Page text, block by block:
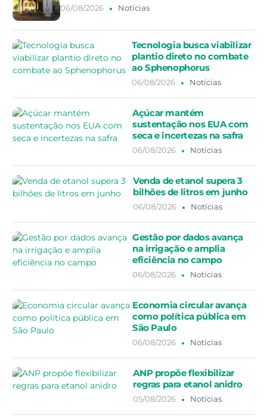
06/08/2026 Notícias
Tecnologia busca viabilizar
plantio direto no combate
ao Sphenophorus
06/08/2026 Notícias
Açúcar mantém
sustentação nos EUA com
seca e incertezas na safra
06/08/2026 Notícias
Venda de etanol supera 3
bilhões de litros em junho
06/08/2026 Notícias
Gestão por dados avança
na irrigação e amplia
eficiência no campo
06/08/2026 Notícias
Economia circular avança
como política pública em
São Paulo
06/08/2026 Notícias
ANP propõe flexibilizar
regras para etanol anidro
05/08/2026 Notícias